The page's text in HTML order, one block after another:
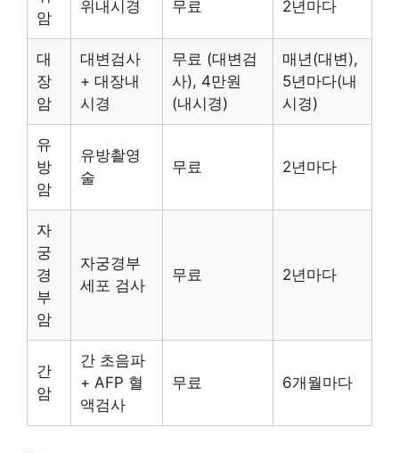
암
위내시경 무료 2년마다
대
장
암
대변검사
+ 대장내
시경
무료 (대변검
사), 4만원
(내시경)
매년(대변),
5년마다(내
시경)
유
방
암
유방촬영
술
무료 2년마다
자
궁
경
부
암
자궁경부
세포 검사
무료 2년마다
간
암
간 초음파
+ AFP 혈
액검사
무료 6개월마다